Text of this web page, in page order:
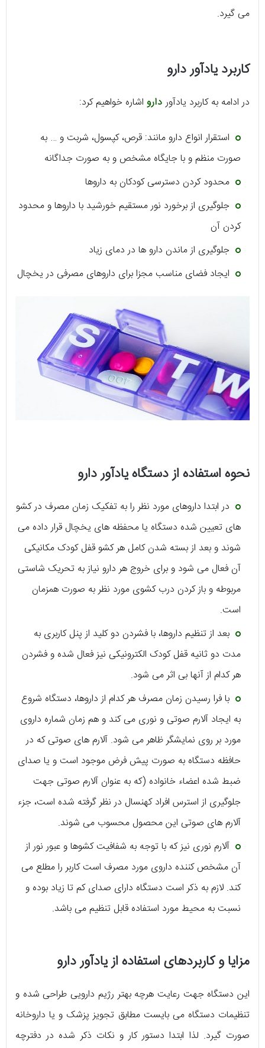
می گیرد.
کاربرد یادآور دارو
در ادامه به کاربرد یادآوردارو اشاره خواهیم کرد:
استقرار انواع دارو مانند: قرص، کپسول، شربت و … به
صورت منظم و با جایگاه مشخص و به صورت جداگانه
محدود کردن دسترسی کودکان به داروها
جلوگیری از برخورد نور مستقیم خورشید با داروها و محدود
کردن آن
جلوگیری از ماندن دارو ها در دمای زیاد
ایجاد فضای مناسب مجزا برای داروهای مصرفی در یخچال
نحوه استفاده از دستگاه یادآور دارو
در ابتدا داروهای مورد نظر را به تفکیک زمان مصرف در کشو
های تعیین شده دستگاه یا محفظه های یخچال قرار داده می
شوند و بعد از بسته شدن کامل هر کشو قفل کودک مکانیکی
آن فعال می شود و برای خروج هر دارو نیاز به تحریک شاستی
مربوطه و باز کردن درب کشوی مورد نظر به صورت همزمان
است.
بعد از تنظیم داروها، با فشردن دو کلید از پنل کاربری به
مدت دو ثانیه قفل کودک الکترونیکی نیز فعال شده و فشردن
هر کدام از آنها بی اثر می‌ شود.
با فرا رسیدن زمان مصرف هر کدام از داروها، دستگاه شروع
به ایجاد آلارم صوتی و نوری می کند و هم زمان شماره داروی
مورد بر روی نمایشگر ظاهر می شود. آلارم های صوتی که در
حافظه دستگاه به صورت پیش فرض موجود است و یا صدای
ضبط شده اعضاء خانواده (که به عنوان آلارم صوتی جهت
جلوگیری از استرس افراد کهنسال در نظر گرفته شده است، جزء
آلارم های صوتی این محصول محسوب می شوند.
آلارم نوری نیز که با توجه به شفافیت کشوها و عبور نور از
آن مشخص کننده داروی مورد مصرف است کاربر را مطلع می
کند. لازم به ذکر است دستگاه دارای صدای کم تا زیاد بوده و
نسبت به محیط مورد استفاده قابل تنظیم می باشد.
مزایا و کاربردهای استفاده از یادآور دارو
این دستگاه جهت رعایت هرچه بهتر رژیم دارویی طراحی شده و
تنظیمات دستگاه می بایست مطابق تجویز پزشک و یا داروخانه
صورت گیرد. لذا ابتدا دستور کار و نکات ذکر شده در دفترچه